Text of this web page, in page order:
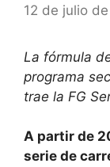
12 de julio
La fórmula
programa
trae la FG
A partir de
serie de